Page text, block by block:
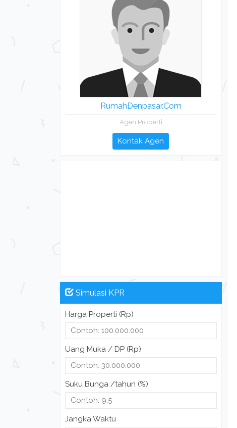
RumahDenpasar.Com
Agen Properti
Kontak Agen
Simulasi KPR
Harga Properti (Rp)
Uang Muka / DP (Rp)
Suku Bunga /tahun (%)
Jangka Waktu